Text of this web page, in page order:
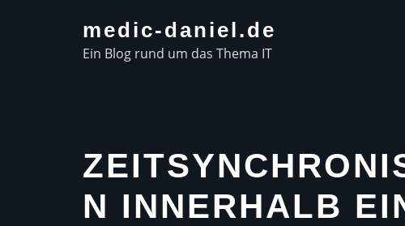
medic-daniel.de
Ein Blog rund um das Thema IT
N INNERHALB